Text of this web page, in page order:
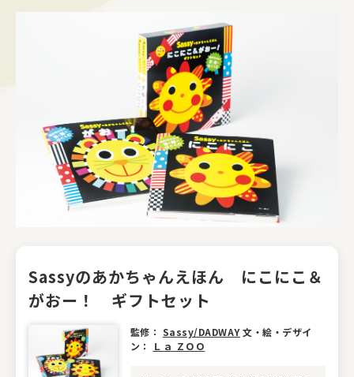
Sassyのあかちゃんえほん にこにこ＆
がおー！ ギフトセット
監修： Sassy/DADWAY文・絵・デザイ
ン：
Ｌａ ＺＯＯ